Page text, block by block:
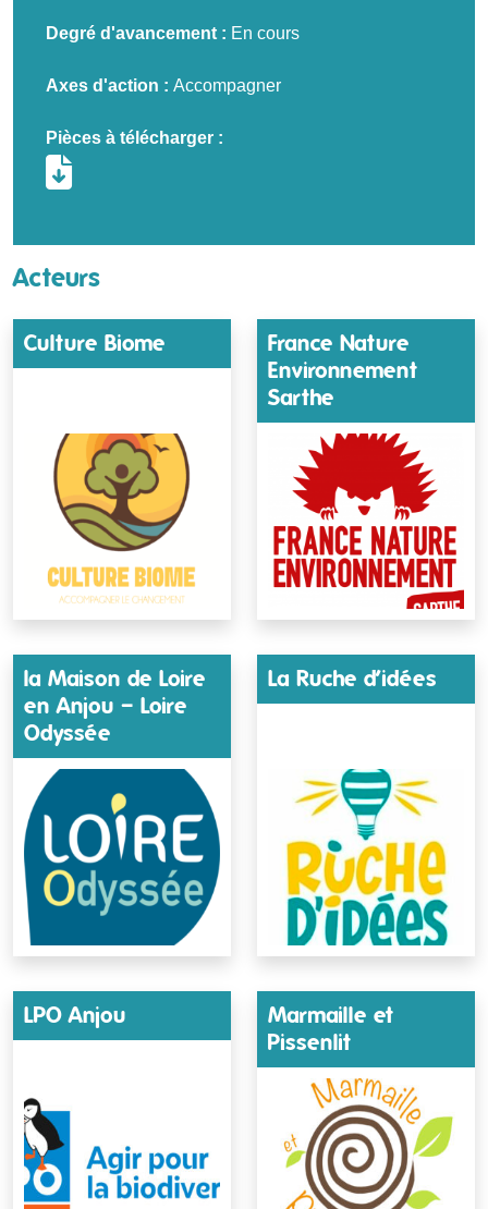
Degré d'avancement : En cours
Axes d'action : Accompagner
Pièces à télécharger :
Acteurs
Culture Biome
France Nature
Environnement
Sarthe
la Maison de Loire
en Anjou – Loire
Odyssée
La Ruche d’idées
LPO Anjou
Marmaille et
Pissenlit